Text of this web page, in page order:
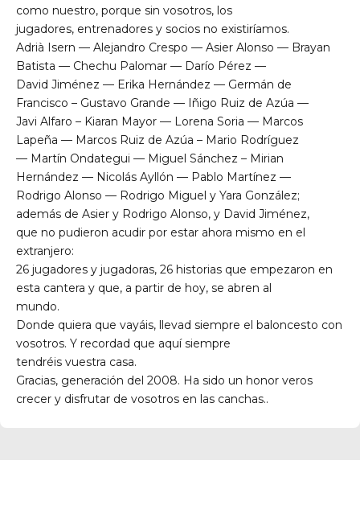
como nuestro, porque sin vosotros, los
jugadores, entrenadores y socios no existiríamos.
Adrià Isern — Alejandro Crespo — Asier Alonso — Brayan
Batista — Chechu Palomar — Darío Pérez —
David Jiménez — Erika Hernández — Germán de
Francisco – Gustavo Grande — Iñigo Ruiz de Azúa —
Javi Alfaro – Kiaran Mayor — Lorena Soria — Marcos
Lapeña — Marcos Ruiz de Azúa – Mario Rodríguez
— Martín Ondategui — Miguel Sánchez – Mirian
Hernández — Nicolás Ayllón — Pablo Martínez —
Rodrigo Alonso — Rodrigo Miguel y Yara González;
además de Asier y Rodrigo Alonso, y David Jiménez,
que no pudieron acudir por estar ahora mismo en el
extranjero:
26 jugadores y jugadoras, 26 historias que empezaron en
esta cantera y que, a partir de hoy, se abren al
mundo.
Donde quiera que vayáis, llevad siempre el baloncesto con
vosotros. Y recordad que aquí siempre
tendréis vuestra casa.
Gracias, generación del 2008. Ha sido un honor veros
crecer y disfrutar de vosotros en las canchas..